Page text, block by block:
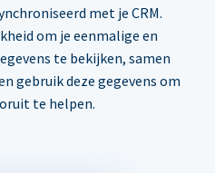
met je CRM.
om je eenmalige en
te bekijken, samen
gebruik deze gegevens om
te helpen.